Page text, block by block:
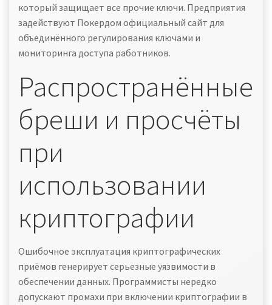
который защищает все прочие ключи. Предприятия
задействуют Покердом официальный сайт для
объединённого регулирования ключами и
мониторинга доступа работников.
Распространённые
бреши и просчёты
при
использовании
криптографии
Ошибочное эксплуатация криптографических
приёмов генерирует серьезные уязвимости в
обеспечении данных. Программисты нередко
допускают промахи при включении криптографии в